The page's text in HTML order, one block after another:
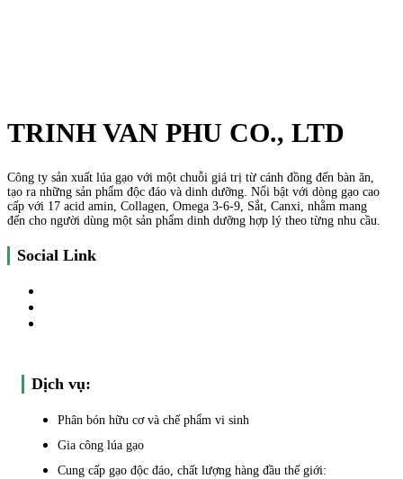
TRINH VAN PHU CO., LTD
Công ty sản xuất lúa gạo với một chuỗi giá trị từ cánh đồng đến bàn ăn,
tạo ra những sản phẩm độc đáo và dinh dưỡng. Nổi bật với dòng gạo cao
cấp với 17 acid amin, Collagen, Omega 3-6-9, Sắt, Canxi, nhằm mang
đến cho người dùng một sản phẩm dinh dưỡng hợp lý theo từng nhu cầu.
Social Link
Dịch vụ:
Phân bón hữu cơ và chế phẩm vi sinh
Gia công lúa gạo
Cung cấp gạo độc đáo, chất lượng hàng đầu thế giới: